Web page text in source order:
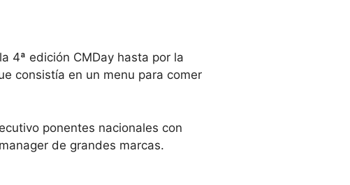
4ª edición CMDay hasta por la
consistía en un menu para comer
ponentes nacionales con
de grandes marcas.